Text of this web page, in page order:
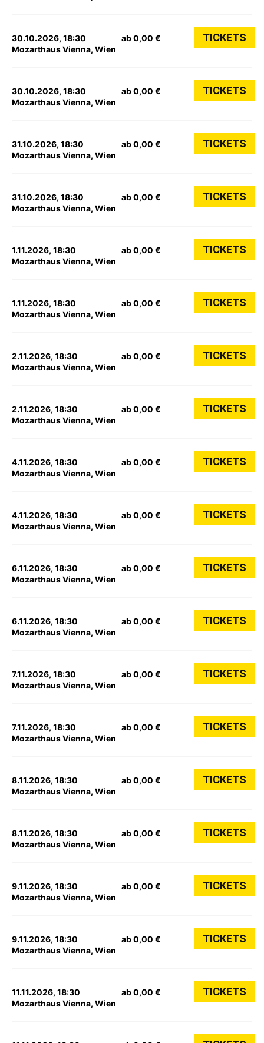
30.10.2026, 18:30
Mozarthaus Vienna, Wien
ab 0,00 € TICKETS
30.10.2026, 18:30
Mozarthaus Vienna, Wien
ab 0,00 € TICKETS
31.10.2026, 18:30
Mozarthaus Vienna, Wien
ab 0,00 € TICKETS
31.10.2026, 18:30
Mozarthaus Vienna, Wien
ab 0,00 € TICKETS
1.11.2026, 18:30
Mozarthaus Vienna, Wien
ab 0,00 € TICKETS
1.11.2026, 18:30
Mozarthaus Vienna, Wien
ab 0,00 € TICKETS
2.11.2026, 18:30
Mozarthaus Vienna, Wien
ab 0,00 € TICKETS
2.11.2026, 18:30
Mozarthaus Vienna, Wien
ab 0,00 € TICKETS
4.11.2026, 18:30
Mozarthaus Vienna, Wien
ab 0,00 € TICKETS
4.11.2026, 18:30
Mozarthaus Vienna, Wien
ab 0,00 € TICKETS
6.11.2026, 18:30
Mozarthaus Vienna, Wien
ab 0,00 € TICKETS
6.11.2026, 18:30
Mozarthaus Vienna, Wien
ab 0,00 € TICKETS
7.11.2026, 18:30
Mozarthaus Vienna, Wien
ab 0,00 € TICKETS
7.11.2026, 18:30
Mozarthaus Vienna, Wien
ab 0,00 € TICKETS
8.11.2026, 18:30
Mozarthaus Vienna, Wien
ab 0,00 € TICKETS
8.11.2026, 18:30
Mozarthaus Vienna, Wien
ab 0,00 € TICKETS
9.11.2026, 18:30
Mozarthaus Vienna, Wien
ab 0,00 € TICKETS
9.11.2026, 18:30
Mozarthaus Vienna, Wien
ab 0,00 € TICKETS
11.11.2026, 18:30
Mozarthaus Vienna, Wien
ab 0,00 € TICKETS